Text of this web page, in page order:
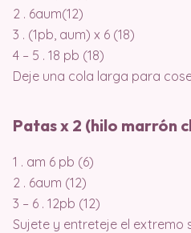
2 . 6aum(12)
3 . (1pb, aum) x 6 (18)
4 – 5 . 18 pb (18)
Deje una cola larga para
Patas x 2 (hilo marrón
1 . am 6 pb (6)
2 . 6aum (12)
3 – 6 . 12pb (12)
Sujete y entreteje el extremo